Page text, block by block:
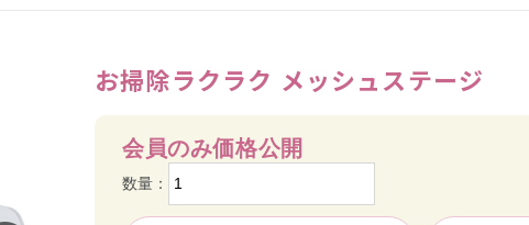
お掃除ラクラク メッシュステージ
会員のみ価格公開
数量：